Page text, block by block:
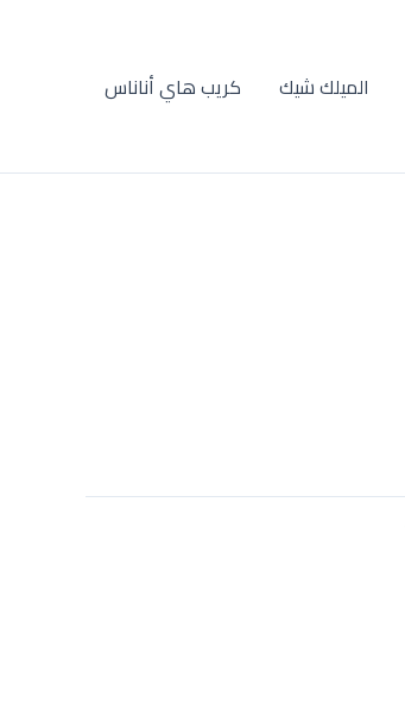
الميلك شيك كريب هاي أناناس